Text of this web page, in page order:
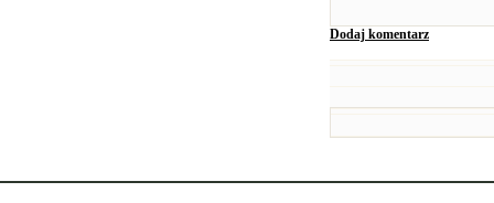
Dodaj komentarz